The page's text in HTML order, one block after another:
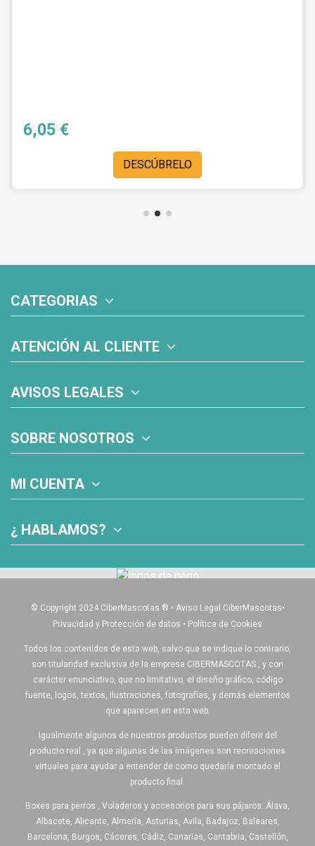
6,05 €
DESCÚBRELO
CATEGORIAS
ATENCIÓN AL CLIENTE
AVISOS LEGALES
SOBRE NOSOTROS
MI CUENTA
¿ HABLAMOS?
© Copyright 2024 CiberMascotas ® • Aviso Legal CiberMascotas•
Privacidad y Protección de datos • Política de Cookies
Todos los contenidos de esta web, salvo que se indique lo contrario,
son titularidad exclusiva de la empresa CIBERMASCOTAS , y con
carácter enunciativo, que no limitativo, el diseño gráfico, código
fuente, logos, textos, ilustraciones, fotografías, y demás elementos
que aparecen en esta web.
Igualmente algunos de nuestros productos pueden diferir del
producto real , ya que algunas de las imágenes son recreaciones
virtuales para ayudar a entender de como quedaría montado el
producto final.
Boxes para perros , Voladeros y accesorios para sus pájaros: Álava,
Albacete, Alicante, Almería, Asturias, Avila, Badajoz, Baleares,
Barcelona, Burgos, Cáceres, Cádiz, Canarias, Cantabria, Castellón,